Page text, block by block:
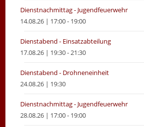
Dienstnachmittag - Jugendfeuerwehr
14.08.26 | 17:00 - 19:00
Dienstabend - Einsatzabteilung
17.08.26 | 19:30 - 21:30
Dienstabend - Drohneneinheit
24.08.26 | 19:30
Dienstnachmittag - Jugendfeuerwehr
28.08.26 | 17:00 - 19:00